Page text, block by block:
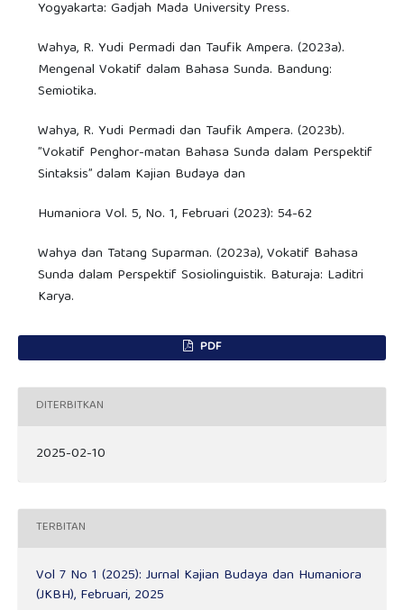
Yogyakarta: Gadjah Mada University Press.
Wahya, R. Yudi Permadi dan Taufik Ampera. (2023a).
Mengenal Vokatif dalam Bahasa Sunda. Bandung:
Semiotika.
Wahya, R. Yudi Permadi dan Taufik Ampera. (2023b).
”Vokatif Penghor-matan Bahasa Sunda dalam Perspektif
Sintaksis” dalam Kajian Budaya dan
Humaniora Vol. 5, No. 1, Februari (2023): 54-62
Wahya dan Tatang Suparman. (2023a), Vokatif Bahasa
Sunda dalam Perspektif Sosiolinguistik. Baturaja: Laditri
Karya.
PDF
DITERBITKAN
2025-02-10
TERBITAN
Vol 7 No 1 (2025): Jurnal Kajian Budaya dan Humaniora
(JKBH), Februari, 2025